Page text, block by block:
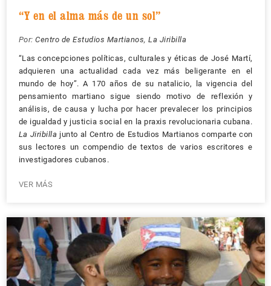
“Y en el alma más de un sol”
Por: Centro de Estudios Martianos, La Jiribilla
“Las concepciones políticas, culturales y éticas de José Martí,
adquieren una actualidad cada vez más beligerante en el
mundo de hoy”. A 170 años de su natalicio, la vigencia del
pensamiento martiano sigue siendo motivo de reflexión y
análisis, de causa y lucha por hacer prevalecer los principios
de igualdad y justicia social en la praxis revolucionaria cubana.
La Jiribilla junto al Centro de Estudios Martianos comparte con
sus lectores un compendio de textos de varios escritores e
investigadores cubanos.
VER MÁS